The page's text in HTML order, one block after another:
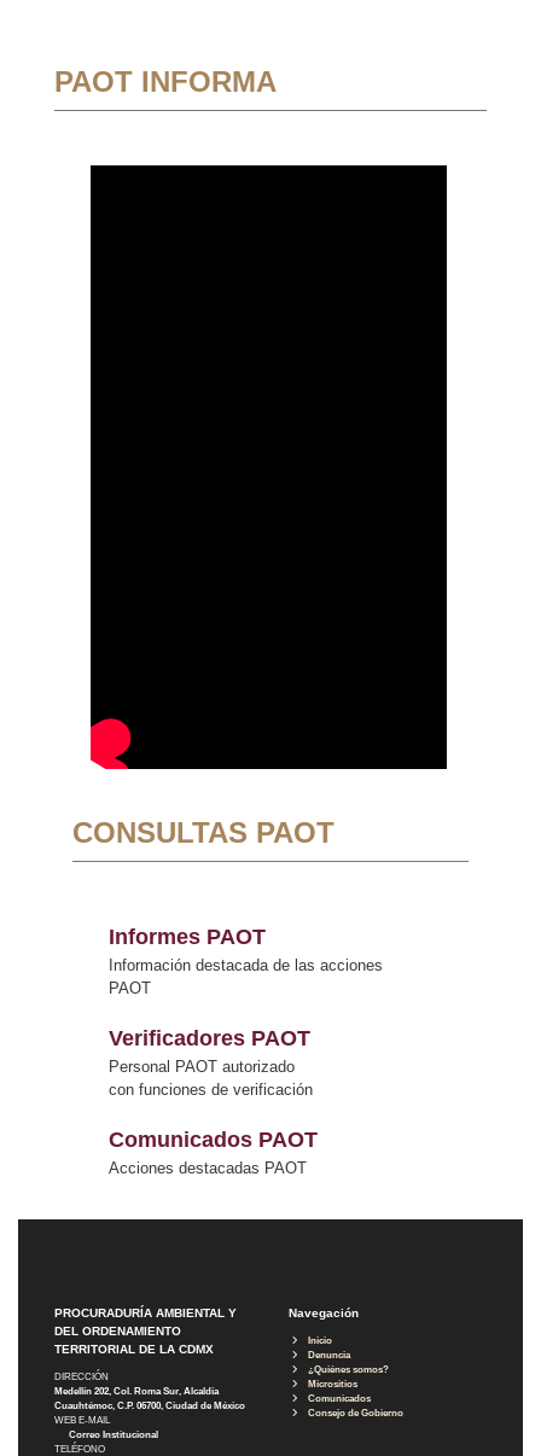
PAOT INFORMA
CONSULTAS PAOT
Informes PAOT
Información destacada de las acciones
PAOT
Verificadores PAOT
Personal PAOT autorizado
con funciones de verificación
Comunicados PAOT
Acciones destacadas PAOT
PROCURADURÍA AMBIENTAL Y
DEL ORDENAMIENTO
TERRITORIAL DE LA CDMX
DIRECCIÓN
Medellín 202, Col. Roma Sur, Alcaldía
Cuauhtémoc, C.P. 06700, Ciudad de México
WEB E-MAIL
Correo Institucional
TELÉFONO
Navegación
Inicio
Denuncia
¿Quiénes somos?
Micrositios
Comunicados
Consejo de Gobierno